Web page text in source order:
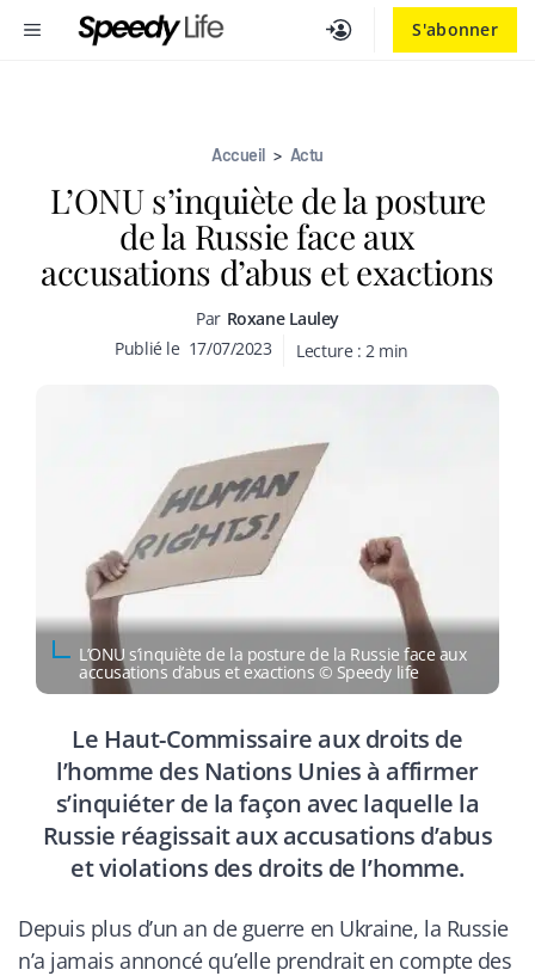
S'abonner
MENU
Accueil > Actu
L’ONU s’inquiète de la posture
de la Russie face aux
accusations d’abus et exactions
Par Roxane Lauley
Publié le 17/07/2023 Lecture : 2 min
L’ONU s’inquiète de la posture de la Russie face aux
accusations d’abus et exactions © Speedy life
Le Haut-Commissaire aux droits de
l’homme des Nations Unies à affirmer
s’inquiéter de la façon avec laquelle la
Russie réagissait aux accusations d’abus
et violations des droits de l’homme.
Depuis plus d’un an de guerre en Ukraine, la Russie
n’a jamais annoncé qu’elle prendrait en compte des